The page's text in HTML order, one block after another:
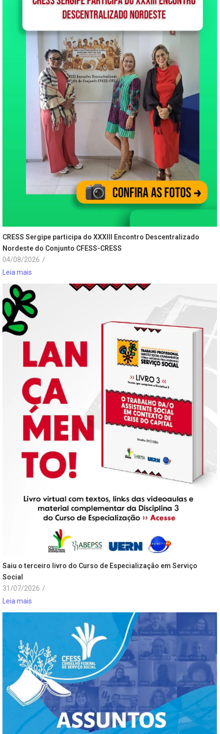
CRESS Sergipe participa do XXXIII Encontro Descentralizado
Nordeste do Conjunto CFESS-CRESS
04/08/2026 /
Leia mais
Saiu o terceiro livro do Curso de Especialização em Serviço
Social
31/07/2026 /
Leia mais